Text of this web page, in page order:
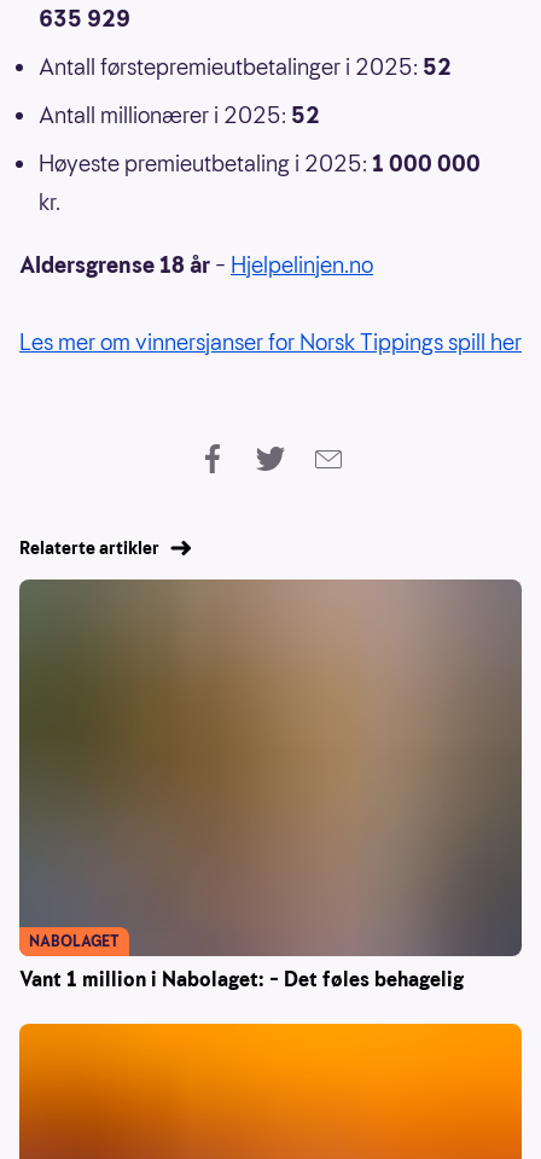
635 929
Antall førstepremieutbetalinger i 2025: 52
Antall millionærer i 2025: 52
Høyeste premieutbetaling i 2025: 1 000 000
kr.
Aldersgrense 18 år – Hjelpelinjen.no
Les mer om vinnersjanser for Norsk Tippings spill her
Relaterte artikler
Vant 1 million i Nabolaget: – Det føles behagelig
NABOLAGET